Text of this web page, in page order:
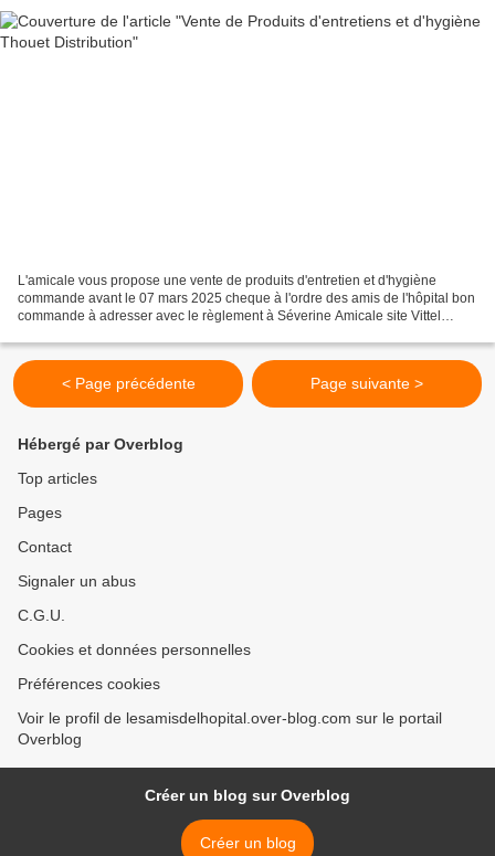
L'amicale vous propose une vente de produits d'entretien et d'hygiène
commande avant le 07 mars 2025 cheque à l'ordre des amis de l'hôpital bon
commande à adresser avec le règlement à Séverine Amicale site Vittel
< Page précédente Page suivante >
Hébergé par Overblog
Top articles
Pages
Contact
Signaler un abus
C.G.U.
Cookies et données personnelles
Préférences cookies
Voir le profil de lesamisdelhopital.over-blog.com sur le portail
Overblog
Créer un blog sur Overblog
Créer un blog